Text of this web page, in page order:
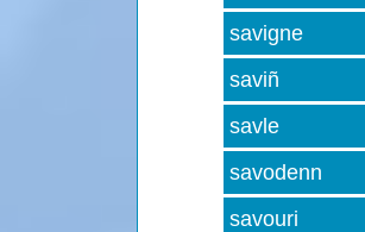
savigne
saviñ
savle
savodenn
savouri